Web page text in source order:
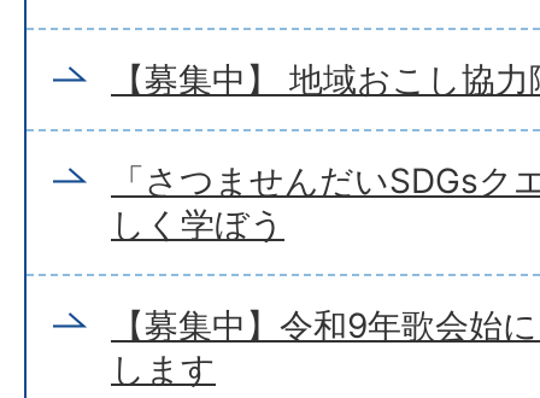
【募集中】 地域おこし協
「さつませんだいSDGsク
しく学ぼう
【募集中】令和9年歌会始
します